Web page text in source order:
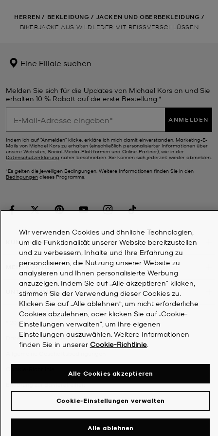
HERREN / BEKLEIDUNG / JACKEN UND OBERBEKLEIDUNG /
BIKERJACKE AUS WILDLEDER MIT REISSVERSCHLÜSSEN
Eine Filiale suchen
Melden Sie sich für die Updates von Michael Kors an und Sie
erhalten 10 % Rabatt auf die erste Bestellung.*
ANMELDEN
Indem ich auf "Anmelden" klicke, erkläre ich mich damit einverstanden, Marketing-E-
Mails von Michael Kors zu erhalten (einschließlich personalisierter Informationen über
unsere Websites, Social-Media-Plattformen und Online-Partner), wie in der
Datenschutzerklärung näher beschrieben. Sie können sich jederzeit wieder abmelden.
*Es gelten die jeweiligen Bedingungen. Weitere Informationen finden Sie in den
Bedingungen dieses Programms.
KUNDENDIENST
MEIN KONTO
UNTERNEHMEN
2026Michael Kors
Datenschutzrichtlinie
Erklärung zur Barrierefreiheit
Wir verwenden Cookies und ähnliche Technologien,
um die Funktionalität unserer Website bereitzustellen
und zu verbessern, Inhalte und Ihre Erfahrung zu
personalisieren, die Nutzung unserer Website zu
analysieren und Ihnen personalisierte Werbung
anzuzeigen. Indem Sie auf „Alle akzeptieren“ klicken,
stimmen Sie der Verwendung dieser Cookies zu.
Klicken Sie auf „Alle ablehnen“, um nicht erforderliche
Cookies abzulehnen, oder klicken Sie auf „Cookie-
Einstellungen verwalten“, um Ihre eigenen
Einstellungen auszuwählen. Weitere Informationen
finden Sie in unserer Cookie-Richtlinie.
Cookie-Einstellungen verwalten
Alle ablehnen
Alle Cookies akzeptieren